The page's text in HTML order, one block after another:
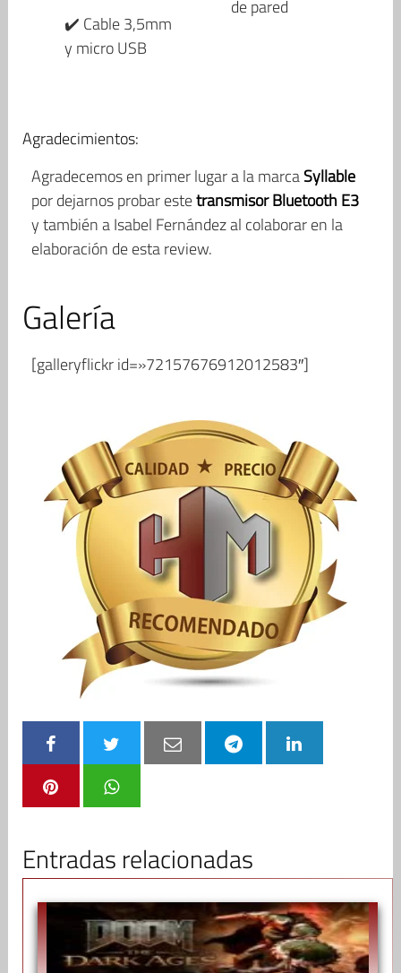
✔️ Cable 3,5mm
y micro USB
de pared
Agradecimientos:
Agradecemos en primer lugar a la marcaSyllable
por dejarnos probar estetransmisor Bluetooth E3
y también a Isabel Fernández al colaborar en la
elaboración de esta review.
Galería
[galleryflickr id=»72157676912012583″]
Entradas relacionadas